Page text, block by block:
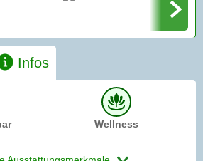
Infos
Wellness